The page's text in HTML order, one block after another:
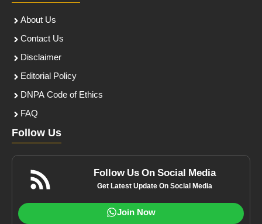
About Us
Contact Us
Disclaimer
Editorial Policy
DNPA Code of Ethics
FAQ
Follow Us
Follow Us On Social Media
Get Latest Update On Social Media
Join Now